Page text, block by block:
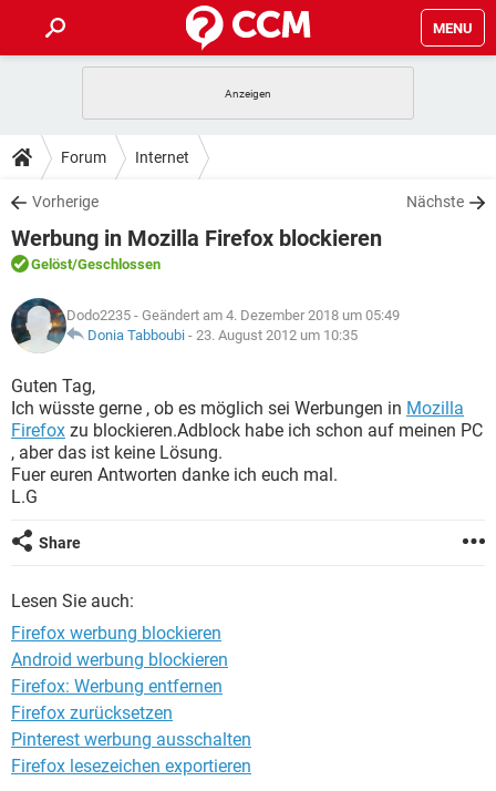
MENU
ANDROID
WINDOWS 10
WHATSAPP TIKTOK
FACEBOOK
TIPPS & TRICKS
SPIELE
WINDOWS 10
WHATSAPP
FACEBOOK HARDWARE
DOWNLOADS
SPIELE STREAMING
ANDROID
WINDOWS 10 INSTAGRAM
WHATSAPP
FACEBOOK
FORUM
SPIELE
ANDROID IOS
WHATSAPP TIKTOK
FACEBOOK
LEXIKON
SPIELE
ANDROID
WINDOWS 10 INSTAGRAM
TIKTOK
FACEBOOK
Forum Internet
Vorherige Nächste
Werbung in Mozilla Firefox blockieren
Gelöst/Geschlossen
Dodo2235 - Geändert am 4. Dezember 2018 um 05:49
Donia Tabboubi - 23. August 2012 um 10:35
Guten Tag,
Ich wüsste gerne , ob es möglich sei Werbungen in Mozilla
Firefox zu blockieren.Adblock habe ich schon auf meinen PC
, aber das ist keine Lösung.
Fuer euren Antworten danke ich euch mal.
L.G
Share
Lesen Sie auch:
Firefox werbung blockieren
Android werbung blockieren
Firefox: Werbung entfernen
Firefox zurücksetzen
Pinterest werbung ausschalten
Firefox lesezeichen exportieren